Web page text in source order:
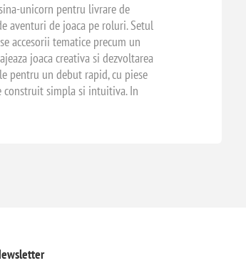
unicorn pentru livrare de
aventuri de joaca pe roluri. Setul
accesorii tematice precum un
joaca creativa si dezvoltarea
pentru un debut rapid, cu piese
construit simpla si intuitiva. In